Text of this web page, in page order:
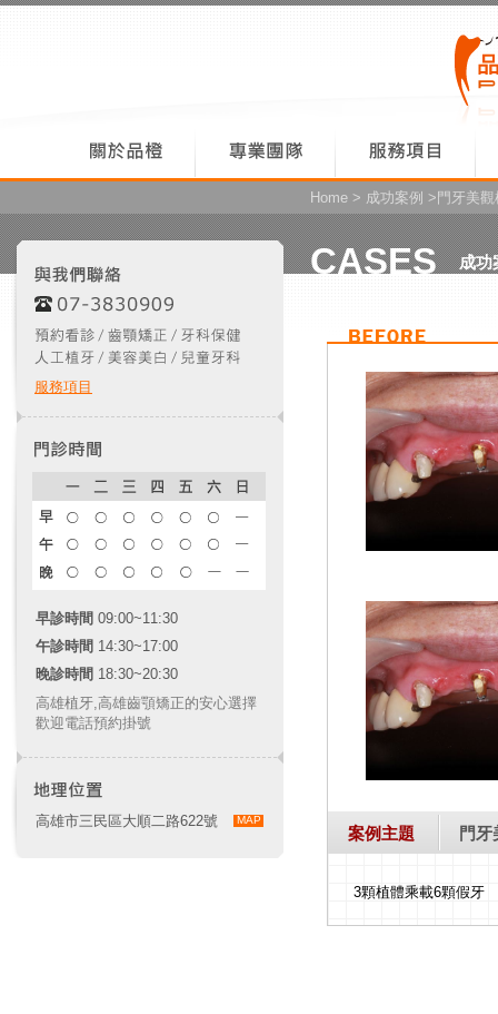
服務項目
早診時間 09:00~11:30
午診時間 14:30~17:00
晚診時間 18:30~20:30
高雄植牙,高雄齒顎矯正的安心選擇
歡迎電話預約掛號
MAP
高雄市三民區大順二路622號
Home > 成功案例 >門牙美觀
CASES 成功
案例主題 門
3顆植體乘載6顆假牙